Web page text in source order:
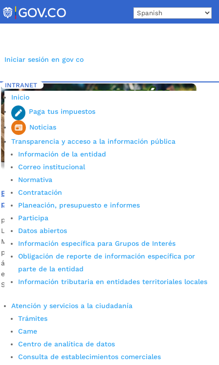
to
content
Iniciar sesión en gov co
INTRANET
Inicio
Paga tus impuestos
Noticias
Transparencia y acceso a la información pública
Información de la entidad
Correo institucional
Normativa
Contratación
Planeación, presupuesto e informes
Participa
Datos abiertos
Información específica para Grupos de Interés
Obligación de reporte de información específica por
parte de la entidad
Información tributaria en entidades territoriales locales
Atención y servicios a la ciudadanía
Trámites
Came
Centro de analítica de datos
Consulta de establecimientos comerciales
Inicio 5 Etiqueta: Papa
Bucaramanga se suma a la ‘Papatón’ para apoyar a
productores de la región
por Alcaldía de Bucaramanga
La Alcaldía de Bucaramanga dispondrá de un espacio en los
Mercadillos Campesinos para que los paperos de la región
puedan comercializar sus productos a los habitantes del
área metropolitana. La cita es este domingo 6 de diciembre
en el Parque San Pío, Parque de los Niños, Parque de los
Sueños y la plazoleta de Neomundo. […]